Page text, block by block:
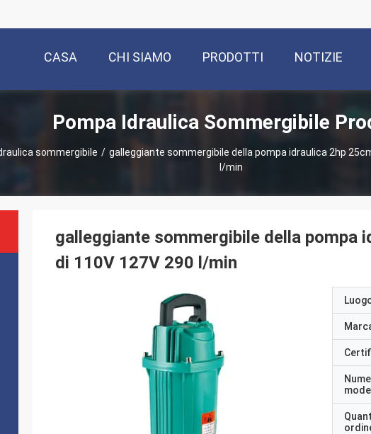
CASA CHI SIAMO PRODOTTI NOTIZIE
Pompa Idraulica Sommergibile
sommergibile / galleggiante sommergibile della pompa idraulica 2hp
l/min
galleggiante sommergibile della pompa
di 110V 127V 290 l/min